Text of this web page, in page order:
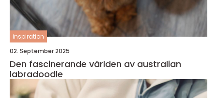
inspiration
02. September 2025
Den fascinerande världen av australian
labradoodle